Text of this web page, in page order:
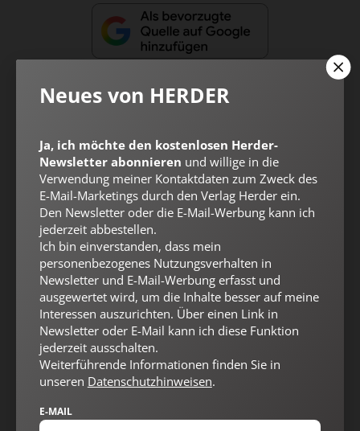
Nach oben
Neues von HERDER
Ja, ich möchte den kostenlosen Herder-
Newsletter abonnieren und willige in die
Verwendung meiner Kontaktdaten zum Zweck des
E-Mail-Marketings durch den Verlag Herder ein.
Den Newsletter oder die E-Mail-Werbung kann ich
jederzeit abbestellen.
Ich bin einverstanden, dass mein
personenbezogenes Nutzungsverhalten in
Newsletter und E-Mail-Werbung erfasst und
ausgewertet wird, um die Inhalte besser auf meine
Interessen auszurichten. Über einen Link in
Newsletter oder E-Mail kann ich diese Funktion
jederzeit ausschalten.
Weiterführende Informationen finden Sie in
unseren Datenschutzhinweisen.
E-MAIL